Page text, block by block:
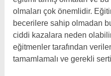
olmaları çok önemlidir.
becerilere sahip olmadan
ciddi kazalara neden
eğitmenler tarafından
tamamlamalı ve gerekli